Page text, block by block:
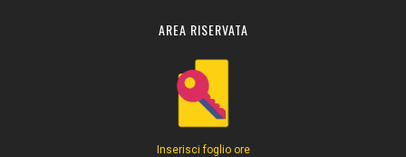
AREA RISERVATA
Inserisci foglio ore